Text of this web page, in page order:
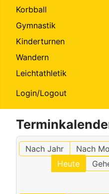
Korbball
Gymnastik
Kinderturnen
Wandern
Leichtathletik
Login/Logout
Nach Jahr Nach
Heute